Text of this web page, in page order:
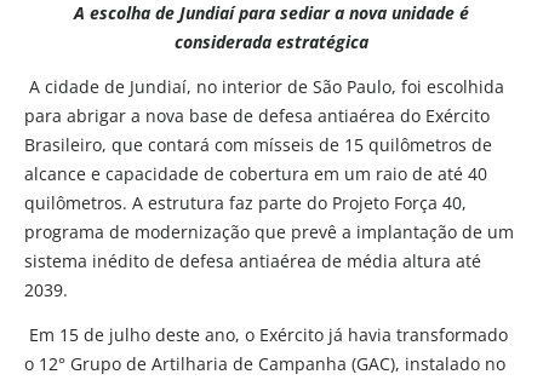
A escolha de Jundiaí para sediar a nova unidade é
considerada estratégica
A cidade de Jundiaí, no interior de São Paulo, foi escolhida
para abrigar a nova base de defesa antiaérea do Exército
Brasileiro, que contará com mísseis de 15 quilômetros de
alcance e capacidade de cobertura em um raio de até 40
quilômetros. A estrutura faz parte do Projeto Força 40,
programa de modernização que prevê a implantação de um
sistema inédito de defesa antiaérea de média altura até
2039.
Em 15 de julho deste ano, o Exército já havia transformado
o 12° Grupo de Artilharia de Campanha (GAC), instalado no